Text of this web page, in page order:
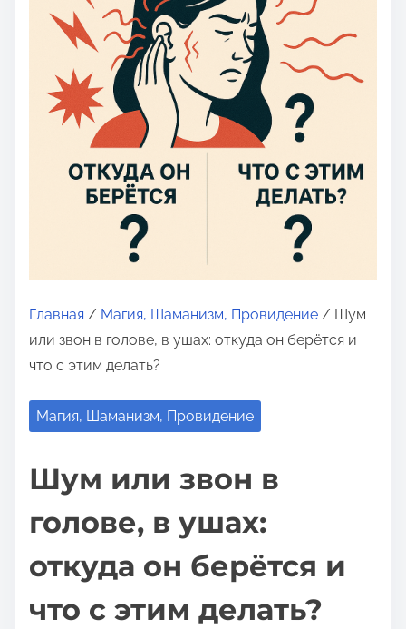
Главная / Магия, Шаманизм, Провидение / Шум
или звон в голове, в ушах: откуда он берётся и
что с этим делать?
Магия, Шаманизм, Провидение
Шум или звон в
голове, в ушах:
откуда он берётся и
что с этим делать?